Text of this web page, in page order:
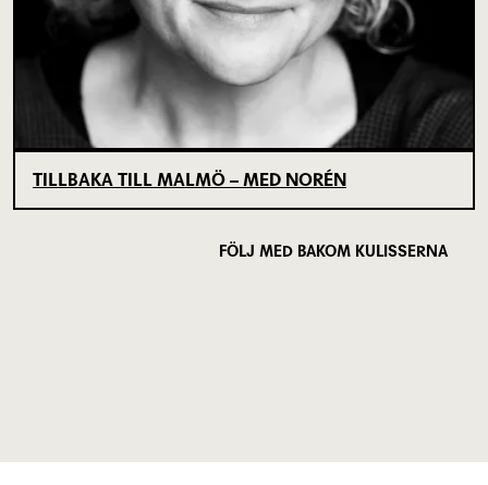
TILLBAKA TILL MALMÖ – MED NORÉN
FÖLJ MED BAKOM KULISSERNA